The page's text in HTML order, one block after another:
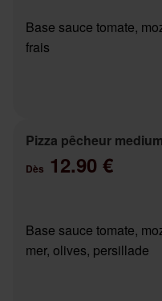
Base sauce tomate,
frais
Pizza pêcheur medium
Dès 12.90 €
Base sauce tomate,
mer, olives, persillade